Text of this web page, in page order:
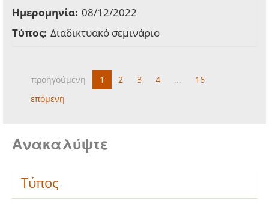
Ημερομηνία: 08/12/2022
Τύπος: Διαδικτυακό σεμινάριο
προηγούμενη 1 2 3 4 ...
16
επόμενη
Ανακαλύψτε
Τύπος